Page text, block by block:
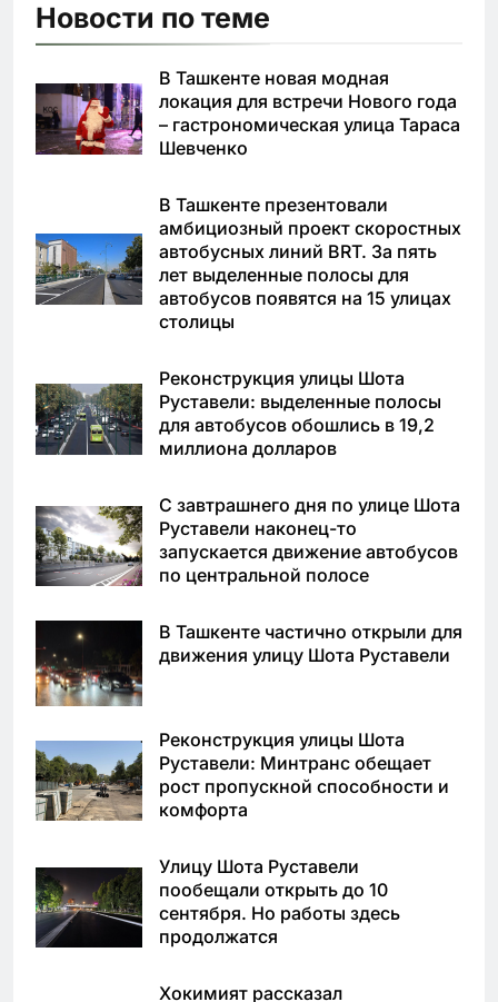
Новости по теме
В Ташкенте новая модная
локация для встречи Нового года
– гастрономическая улица Тараса
Шевченко
В Ташкенте презентовали
амбициозный проект скоростных
автобусных линий BRT. За пять
лет выделенные полосы для
автобусов появятся на 15 улицах
столицы
Реконструкция улицы Шота
Руставели: выделенные полосы
для автобусов обошлись в 19,2
миллиона долларов
С завтрашнего дня по улице Шота
Руставели наконец-то
запускается движение автобусов
по центральной полосе
В Ташкенте частично открыли для
движения улицу Шота Руставели
Реконструкция улицы Шота
Руставели: Минтранс обещает
рост пропускной способности и
комфорта
Улицу Шота Руставели
пообещали открыть до 10
сентября. Но работы здесь
продолжатся
Хокимият рассказал